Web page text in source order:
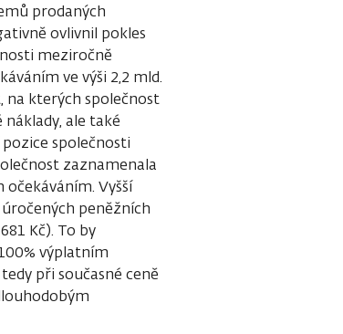
prodaných
ovlivnil pokles
meziročně
ve výši 2,2 mld.
na kterých společnost
ale také
společnosti
zaznamenala
očekáváním. Vyšší
peněžních
Kč). To by
výplatním
při současné ceně